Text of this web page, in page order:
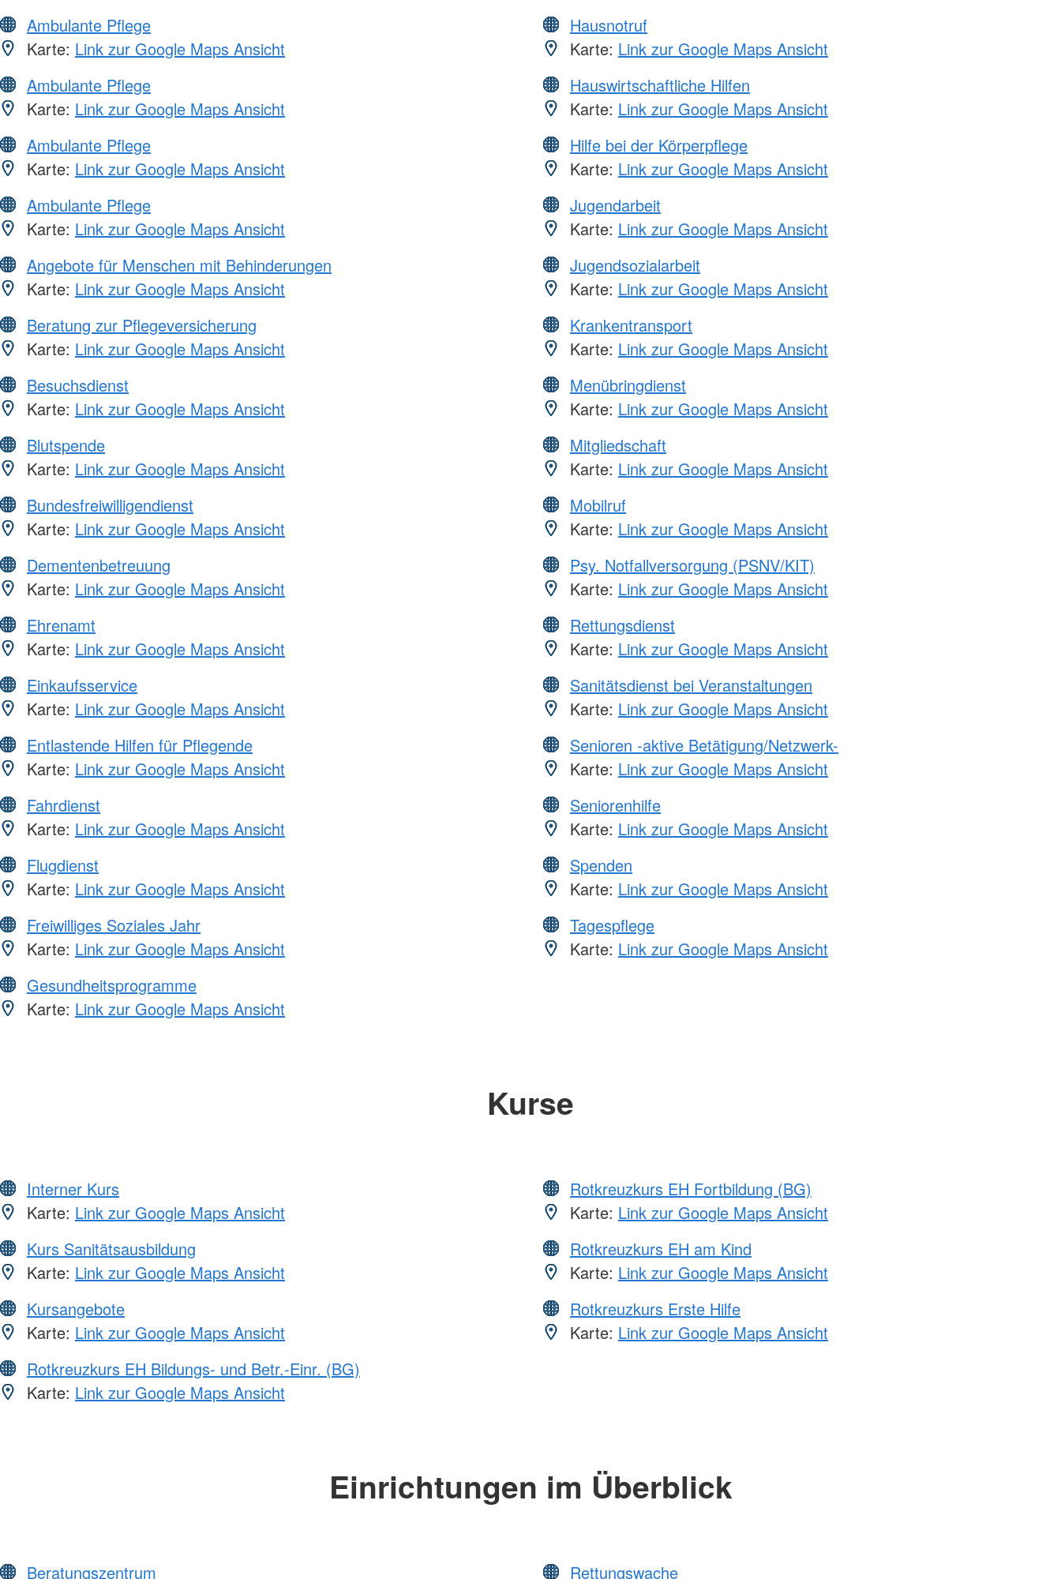
Ambulante Pflege
Karte: Link zur Google Maps Ansicht
Ambulante Pflege
Karte: Link zur Google Maps Ansicht
Ambulante Pflege
Karte: Link zur Google Maps Ansicht
Ambulante Pflege
Karte: Link zur Google Maps Ansicht
Angebote für Menschen mit Behinderungen
Karte: Link zur Google Maps Ansicht
Beratung zur Pflegeversicherung
Karte: Link zur Google Maps Ansicht
Besuchsdienst
Karte: Link zur Google Maps Ansicht
Blutspende
Karte: Link zur Google Maps Ansicht
Bundesfreiwilligendienst
Karte: Link zur Google Maps Ansicht
Dementenbetreuung
Karte: Link zur Google Maps Ansicht
Ehrenamt
Karte: Link zur Google Maps Ansicht
Einkaufsservice
Karte: Link zur Google Maps Ansicht
Entlastende Hilfen für Pflegende
Karte: Link zur Google Maps Ansicht
Fahrdienst
Karte: Link zur Google Maps Ansicht
Flugdienst
Karte: Link zur Google Maps Ansicht
Freiwilliges Soziales Jahr
Karte: Link zur Google Maps Ansicht
Gesundheitsprogramme
Karte: Link zur Google Maps Ansicht
Hausnotruf
Karte: Link zur Google Maps Ansicht
Hauswirtschaftliche Hilfen
Karte: Link zur Google Maps Ansicht
Hilfe bei der Körperpflege
Karte: Link zur Google Maps Ansicht
Jugendarbeit
Karte: Link zur Google Maps Ansicht
Jugendsozialarbeit
Karte: Link zur Google Maps Ansicht
Krankentransport
Karte: Link zur Google Maps Ansicht
Menübringdienst
Karte: Link zur Google Maps Ansicht
Mitgliedschaft
Karte: Link zur Google Maps Ansicht
Mobilruf
Karte: Link zur Google Maps Ansicht
Psy. Notfallversorgung (PSNV/KIT)
Karte: Link zur Google Maps Ansicht
Rettungsdienst
Karte: Link zur Google Maps Ansicht
Sanitätsdienst bei Veranstaltungen
Karte: Link zur Google Maps Ansicht
Senioren -aktive Betätigung/Netzwerk-
Karte: Link zur Google Maps Ansicht
Seniorenhilfe
Karte: Link zur Google Maps Ansicht
Spenden
Karte: Link zur Google Maps Ansicht
Tagespflege
Karte: Link zur Google Maps Ansicht
Kurse
Interner Kurs
Karte: Link zur Google Maps Ansicht
Kurs Sanitätsausbildung
Karte: Link zur Google Maps Ansicht
Kursangebote
Karte: Link zur Google Maps Ansicht
Rotkreuzkurs EH Bildungs- und Betr.-Einr. (BG)
Karte: Link zur Google Maps Ansicht
Rotkreuzkurs EH Fortbildung (BG)
Karte: Link zur Google Maps Ansicht
Rotkreuzkurs EH am Kind
Karte: Link zur Google Maps Ansicht
Rotkreuzkurs Erste Hilfe
Karte: Link zur Google Maps Ansicht
Einrichtungen im Überblick
Beratungszentrum Rettungswache